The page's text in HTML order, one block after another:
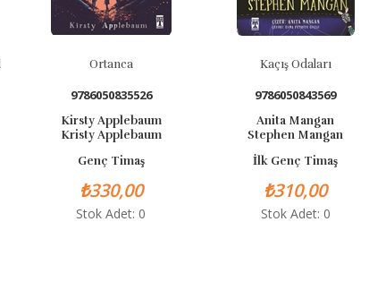
Ortanca
9786050835526
Kirsty Applebaum
Kristy Applebaum
Genç Timaş
₺330,00
Stok Adet: 0
Kaçış Odaları
9786050843569
Anita Mangan
Stephen Mangan
İlk Genç Timaş
₺310,00
Stok Adet: 0